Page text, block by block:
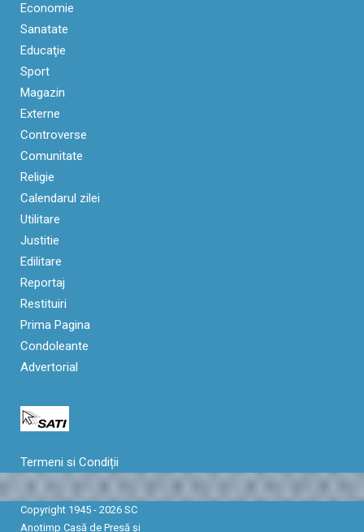
Economie
Sanatate
Educaţie
Sport
Magazin
Externe
Controverse
Comunitate
Religie
Calendarul zilei
Utilitare
Justitie
Edilitare
Reportaj
Restituiri
Prima Pagina
Condoleante
Advertorial
Termeni si Condiții
Copyright 1945 - 2026 SC
Anotimp Casă de Presă şi